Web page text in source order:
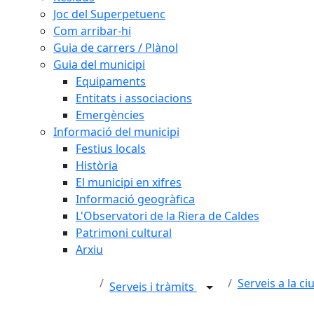
Joc del Superpetuenc
Com arribar-hi
Guia de carrers / Plànol
Guia del municipi
Equipaments
Entitats i associacions
Emergències
Informació del municipi
Festius locals
Història
El municipi en xifres
Informació geogràfica
L'Observatori de la Riera de Caldes
Patrimoni cultural
Arxiu
Serveis i tràmits Serveis a la